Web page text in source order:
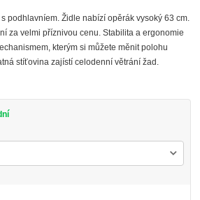
podhlavníem. Židle nabízí opěrák vysoký 63 cm.
za velmi příznivou cenu. Stabilita a ergonomie
kterým si můžete měnit polohu
stíťovina zajístí celodenní větrání žad.